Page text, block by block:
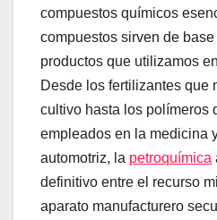
compuestos químicos
compuestos sirven de
productos que utilizamos
Desde los fertilizantes que
cultivo hasta los polímeros
empleados en la medicina
automotriz, la petroquímica
definitivo entre el recurso
aparato manufacturero